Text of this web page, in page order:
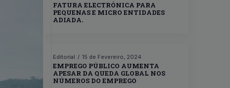
FATURA ELECTRÓNICA PARA
PEQUENAS E MICRO ENTIDADES
ADIADA.
EMPREGO PÚBLICO AUMENTA
APESAR DA QUEDA GLOBAL NOS
NÚMEROS DO EMPREGO
Editorial 15 de Fevereiro, 2024